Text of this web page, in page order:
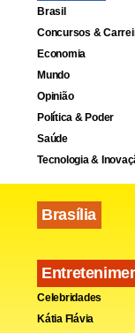
Brasil
Concursos &
Economia
Mundo
Opinião
Política & Poder
Saúde
Tecnologia &
Brasília
Celebridades
Kátia Flávia